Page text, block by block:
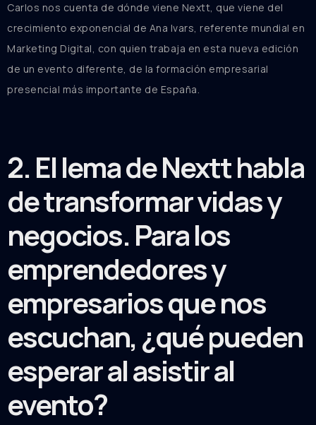
Carlos nos cuenta de dónde viene Nextt, que viene del
crecimiento exponencial de Ana Ivars, referente mundial en
Marketing Digital, con quien trabaja en esta nueva edición
de un evento diferente, de la formación empresarial
presencial más importante de España.
2. El lema de Nextt habla
de transformar vidas y
negocios. Para los
emprendedores y
empresarios que nos
escuchan, ¿qué pueden
esperar al asistir al
evento?